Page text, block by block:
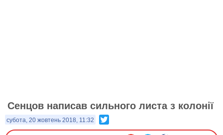
Сенцов написав сильного листа з колонії
субота, 20 жовтень 2018, 11:32